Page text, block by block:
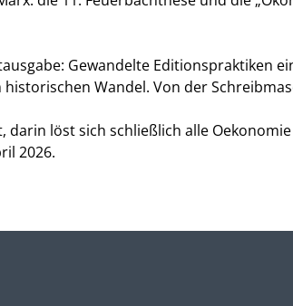
Gewandelte Editionspraktiken
Wandel. Von der
darin löst sich schließlich alle
2026.